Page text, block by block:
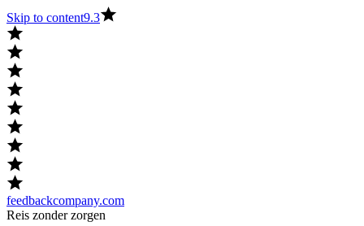
Skip to content9.3
feedbackcompany.com
Reis zonder zorgen